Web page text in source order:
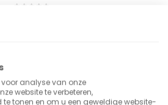
analyse van onze
website te verbeteren,
tonen en om u een geweldige website-